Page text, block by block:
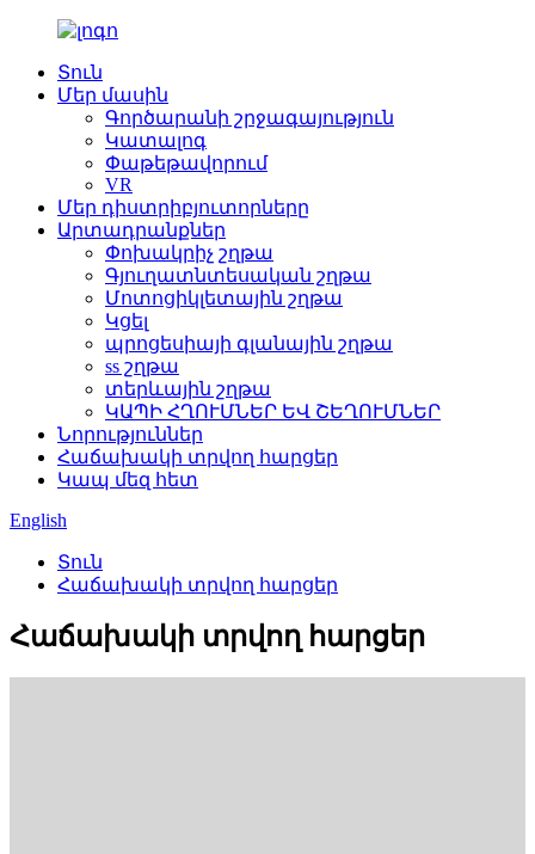
Տուն
Մեր մասին
Գործարանի շրջագայություն
Կատալոգ
Փաթեթավորում
VR
Մեր դիստրիբյուտորները
Արտադրանքներ
Փոխակրիչ շղթա
Գյուղատնտեսական շղթա
Մոտոցիկլետային շղթա
Կցել
պրոցեսիայի գլանային շղթա
ss շղթա
տերևային շղթա
ԿԱՊԻ ՀՂՈՒՄՆԵՐ ԵՎ ՇԵՂՈՒՄՆԵՐ
Նորություններ
Հաճախակի տրվող հարցեր
Կապ մեզ հետ
English
Տուն
Հաճախակի տրվող հարցեր
Հաճախակի տրվող հարցեր